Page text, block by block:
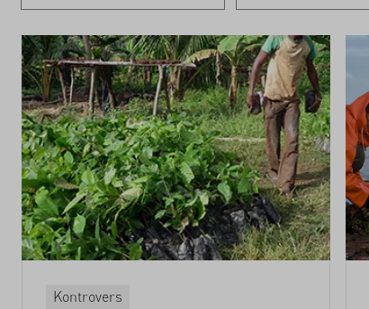
Kontrovers